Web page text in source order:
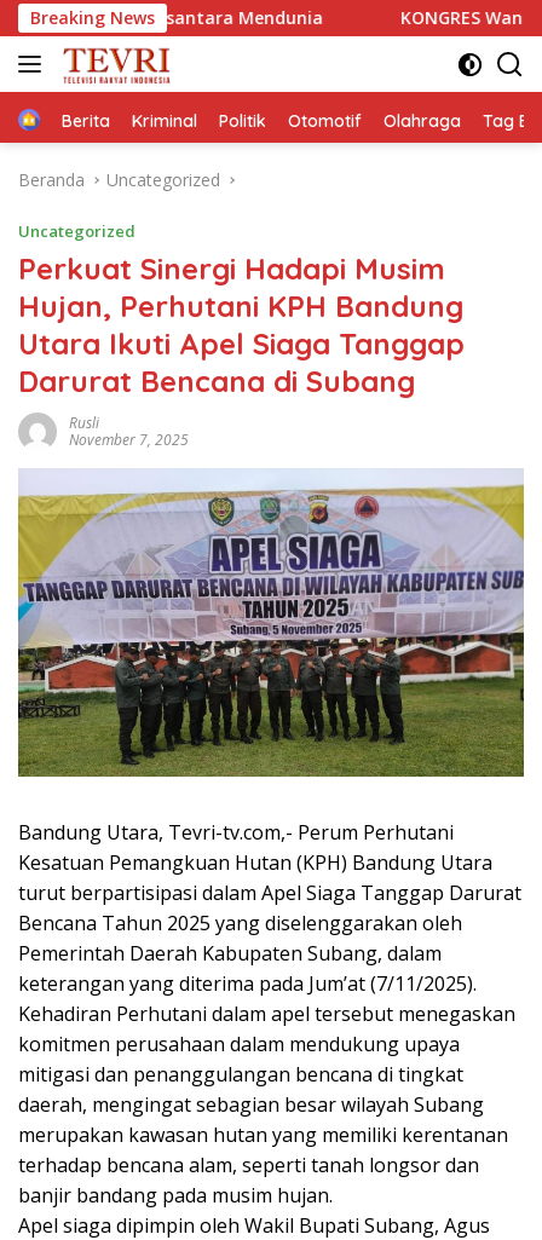
Langsung
ke
konten
Breaking News
Nusantara Mendunia KONGRES Wanita Indonesia
HomeBerita Kriminal Politik Otomotif Olahraga Tag
Beranda Uncategorized
Uncategorized
Perkuat Sinergi Hadapi Musim
Hujan, Perhutani KPH Bandung
Utara Ikuti Apel Siaga Tanggap
Darurat Bencana di Subang
Rusli
November 7, 2025
Bandung Utara, Tevri-tv.com,- Perum Perhutani
Kesatuan Pemangkuan Hutan (KPH) Bandung Utara
turut berpartisipasi dalam Apel Siaga Tanggap Darurat
Bencana Tahun 2025 yang diselenggarakan oleh
Pemerintah Daerah Kabupaten Subang, dalam
keterangan yang diterima pada Jum’at (7/11/2025).
Kehadiran Perhutani dalam apel tersebut menegaskan
komitmen perusahaan dalam mendukung upaya
mitigasi dan penanggulangan bencana di tingkat
daerah, mengingat sebagian besar wilayah Subang
merupakan kawasan hutan yang memiliki kerentanan
terhadap bencana alam, seperti tanah longsor dan
banjir bandang pada musim hujan.
Apel siaga dipimpin oleh Wakil Bupati Subang, Agus